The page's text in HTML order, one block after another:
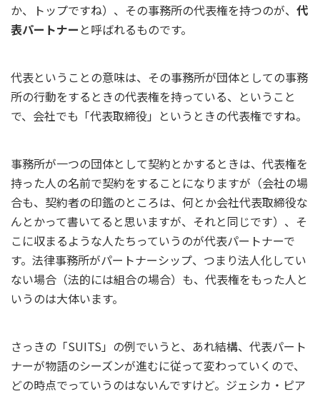
か、トップですね）、その事務所の代表権を持つのが、 代
表パートナー と呼ばれるものです。
代表ということの意味は、その事務所が団体としての事務
所の行動をするときの代表権を持っている、ということ
で、会社でも「代表取締役」というときの代表権ですね。
事務所が一つの団体として契約とかするときは、代表権を
持った人の名前で契約をすることになりますが（会社の場
合も、契約者の印鑑のところは、何とか会社代表取締役な
んとかって書いてると思いますが、それと同じです）、そ
こに収まるような人たちっていうのが代表パートナーで
す。法律事務所がパートナーシップ、つまり法人化してい
ない場合（法的には組合の場合）も、代表権をもった人と
いうのは大体います。
さっきの「SUITS」の例でいうと、あれ結構、代表パート
ナーが物語のシーズンが進むに従って変わっていくので、
どの時点でっていうのはないんですけど。ジェシカ・ピア